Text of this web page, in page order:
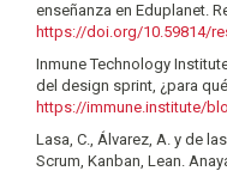
enseñanza en Eduplanet.
https://doi.org/10.59814/
Inmune Technology
del design sprint, ¿para
https://immune.institute/
Lasa, C., Álvarez, A. y de
Scrum, Kanban, Lean.